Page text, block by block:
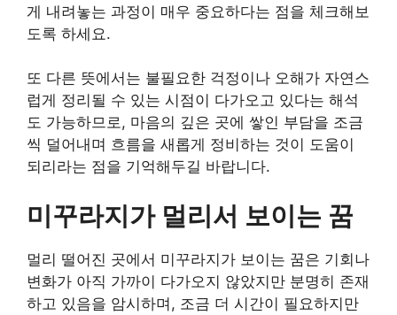
게 내려놓는 과정이 매우 중요하다는 점을 체크해보
도록 하세요.
또 다른 뜻에서는 불필요한 걱정이나 오해가 자연스
럽게 정리될 수 있는 시점이 다가오고 있다는 해석
도 가능하므로, 마음의 깊은 곳에 쌓인 부담을 조금
씩 덜어내며 흐름을 새롭게 정비하는 것이 도움이
되리라는 점을 기억해두길 바랍니다.
미꾸라지가 멀리서 보이는 꿈
멀리 떨어진 곳에서 미꾸라지가 보이는 꿈은 기회나
변화가 아직 가까이 다가오지 않았지만 분명히 존재
하고 있음을 암시하며, 조금 더 시간이 필요하지만